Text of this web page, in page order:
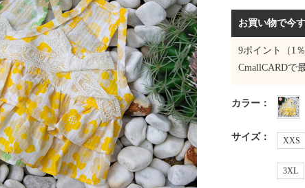
お買い物で今
9ポイント（1％
CmallCARDで
カラー ：
サイズ： XXS
3XL